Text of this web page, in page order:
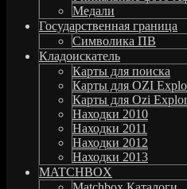
Медали
Государственная граница
Символика ПВ
Кладоискатель
Карты для поиска
Карты для OZI
Карты для Ozi
Находки 2010
Находки 2011
Находки 2012
Находки 2013
MATCHBOX